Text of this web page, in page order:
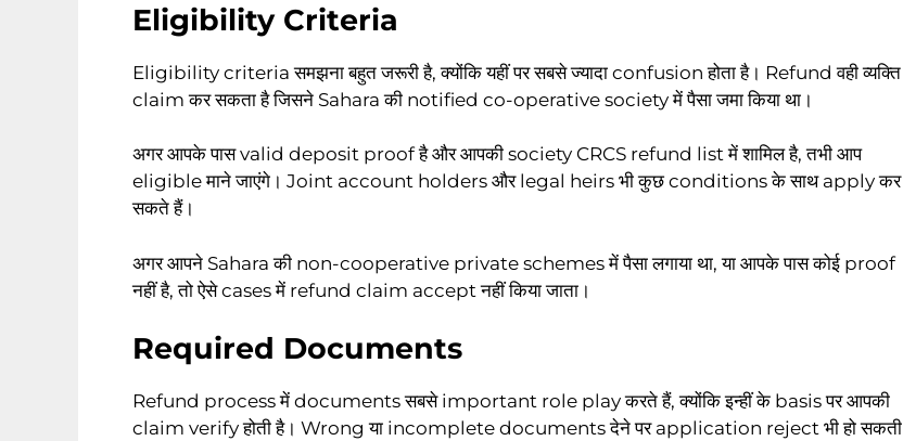
Eligibility Criteria
Eligibility criteria समझना बहुत जरूरी है, क्योंकि यहीं पर सबसे ज्यादा confusion होता है। Refund वही व्यक्ति
claim कर सकता है जिसने Sahara की notified co-operative society में पैसा जमा किया था।
अगर आपके पास valid deposit proof है और आपकी society CRCS refund list में शामिल है, तभी आप
eligible माने जाएंगे। Joint account holders और legal heirs भी कुछ conditions के साथ apply कर
सकते हैं।
अगर आपने Sahara की non-cooperative private schemes में पैसा लगाया था, या आपके पास कोई proof
नहीं है, तो ऐसे cases में refund claim accept नहीं किया जाता।
Required Documents
Refund process में documents सबसे important role play करते हैं, क्योंकि इन्हीं के basis पर आपकी
claim verify होती है। Wrong या incomplete documents देने पर application reject भी हो सकती